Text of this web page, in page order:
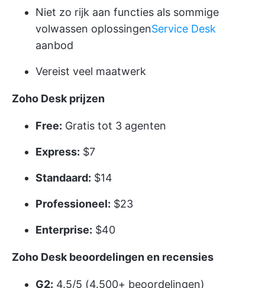
Niet zo rijk aan functies als sommige
volwassen oplossingenService Desk
aanbod
Vereist veel maatwerk
Zoho Desk prijzen
Free: Gratis tot 3 agenten
Express: $7
Standaard: $14
Professioneel: $23
Enterprise: $40
Zoho Desk beoordelingen en recensies
G2: 4.5/5 (4.500+ beoordelingen)